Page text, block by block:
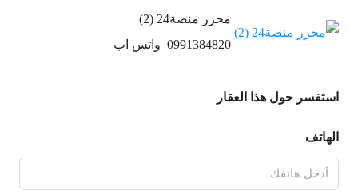
محرر منصة24 (2)
0991384820 واتس اب
استفسر حول هذا العقار
الهاتف